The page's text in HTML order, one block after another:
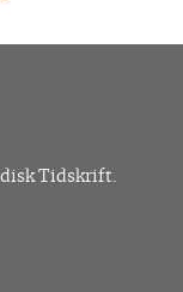
Tidskrift.